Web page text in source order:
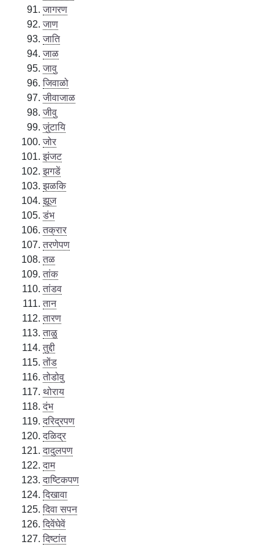
जागरण
जाण
जाति
जाळ
जावु
जिवाळो
जीवाजाळ
जीवु
जुंटायि
जोर
झंजट
झगडें
झळकि
झूज
डंभ
तक्रार
तरणेपण
तळ
तांक
तांडव
तान
तारण
ताळु
तुद्दी
तोंड
तोडोवु
थोराय
दंभ
दरिद्रपण
दळिद्र
दादुलपण
दाम
दाष्टिकपण
दिखावा
दिवा सपन
दिवेंघेवें
दिष्टांत